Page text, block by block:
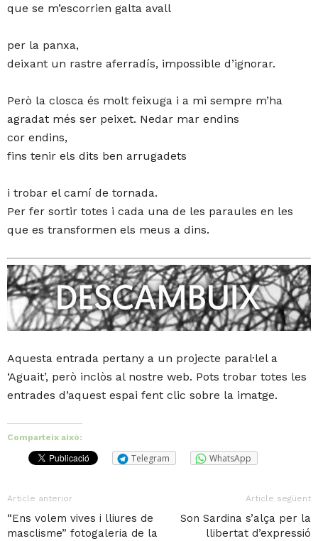
que se m’escorrien galta avall
per la panxa,
deixant un rastre aferradís, impossible d’ignorar.
Però la closca és molt feixuga i a mi sempre m’ha
agradat més ser peixet. Nedar mar endins
cor endins,
fins tenir els dits ben arrugadets
i trobar el camí de tornada.
Per fer sortir totes i cada una de les paraules en les
que es transformen els meus a dins.
Aquesta entrada pertany a un projecte paral·lel a
‘Aguait’, però inclòs al nostre web. Pots trobar totes les
entrades d’aquest espai fent clic sobre la imatge.
Comparteix això:
Telegram WhatsApp
Article anterior
“Ens volem vives i lliures de
masclisme” fotogaleria de la
Article següent
Son Sardina s’alça per la
llibertat d’expressió